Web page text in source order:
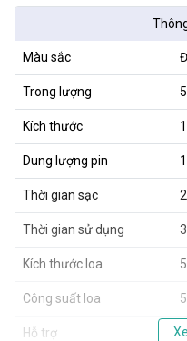
Màu sắc
Trong lượng
Kích thước
Dung lượng pin
Thời gian sạc
Thời gian sử dụng
Kích thước loa
Công suất loa
Hỗ trợ